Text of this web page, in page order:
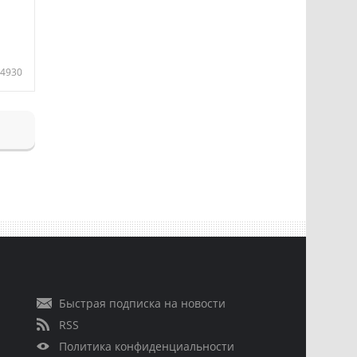
4930
Быстрая подписка на новости
RSS
Политика конфиденциальности